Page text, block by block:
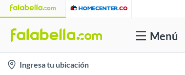
Menú
location-
icon
Ingresa tu ubicación